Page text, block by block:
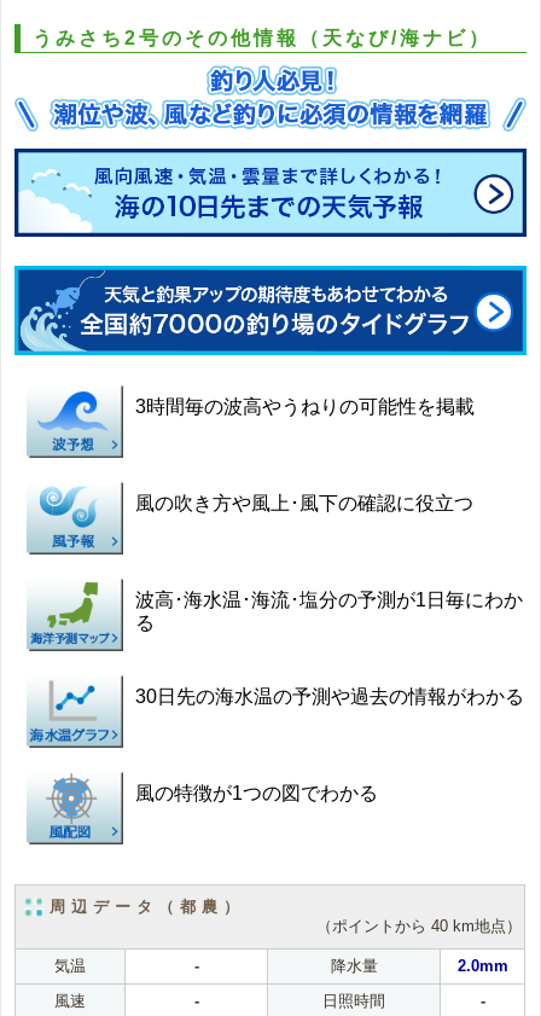
うみさち2号のその他情報（天なび/海ナビ）
3時間毎の波高やうねりの可能性を掲載
風の吹き方や風上･風下の確認に役立つ
波高･海水温･海流･塩分の予測が1日毎にわか
る
30日先の海水温の予測や過去の情報がわかる
風の特徴が1つの図でわかる
周辺データ（都農）
（ポイントから 40 km地点）
気温 - 降水量
2.0mm
風速
- 日照時間 -